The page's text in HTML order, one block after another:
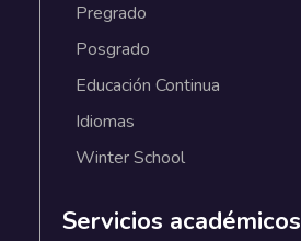
Pregrado
Posgrado
Educación Continua
Idiomas
Winter School
Servicios académicos